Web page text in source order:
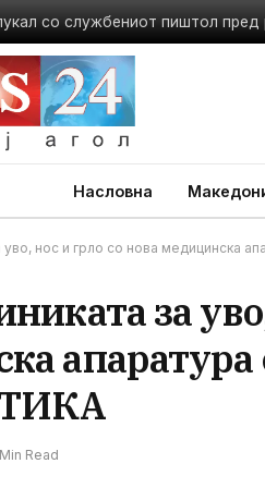
со службениот пиштол пред
Насловна
уво, нос и грло со нова медицинска
за
ТИКА
Read